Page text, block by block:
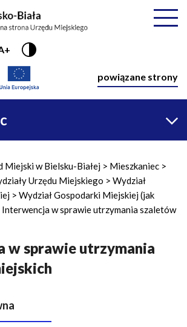
powiązane strony
Miejski w Bielsku-Białej
Mieszkaniec
Urzędu Miejskiego
Wydział
Wydział Gospodarki Miejskiej (jak
Interwencja w sprawie utrzymania szaletów
w sprawie utrzymania